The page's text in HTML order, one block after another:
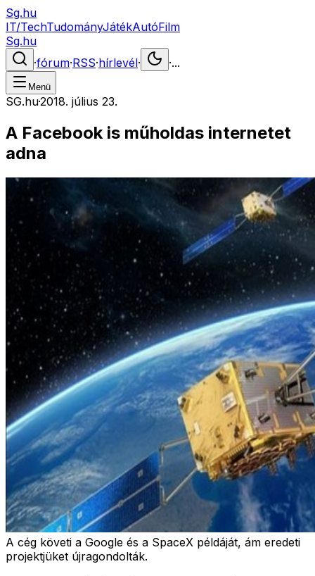
Sg.hu
IT/TechTudományJátékAutóFilm
Sg.hu
·fórum·RSS·hírlevél· ·...
Menü
SG.hu·2018. július 23.
A Facebook is műholdas internetet
adna
A cég követi a Google és a SpaceX példáját, ám eredeti
projektjüket újragondolták.